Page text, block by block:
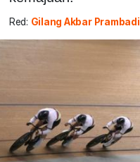
Red: Gilang Akbar Prambadi